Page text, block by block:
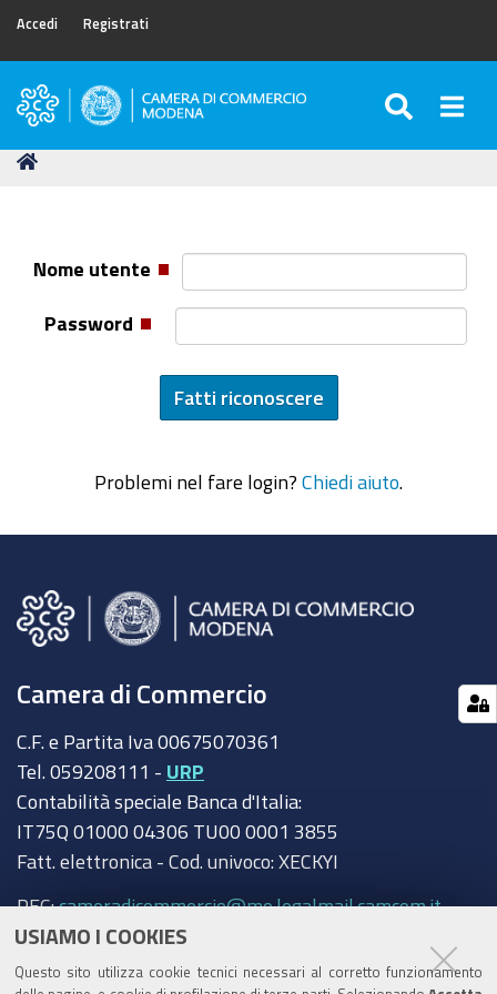
USIAMO I COOKIES
Questo sito utilizza cookie tecnici necessari al corretto funzionamento
Accedi Registrati
Camera
Commercio
Tu
Nome utente
Password
Problemi nel fare login? Chiedi aiuto
Camera di Commercio
C.F. e Partita Iva 00675070361
Tel. 059208111 - URP
Contabilità speciale Banca d'Italia:
IT75Q 01000 04306 TU00 0001 3855
Fatt. elettronica - Cod. univoco: XECKYI
PEC:cameradicommercio@mo.legalmail.camcom.it
Trasparenza